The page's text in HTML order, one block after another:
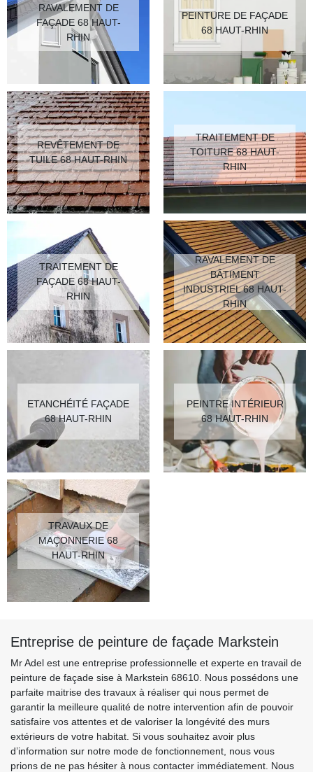
RAVALEMENT DE
FAÇADE 68 HAUT-
RHIN
PEINTURE DE FAÇADE
68 HAUT-RHIN
REVÊTEMENT DE
TUILE 68 HAUT-RHIN
TRAITEMENT DE
TOITURE 68 HAUT-
RHIN
TRAITEMENT DE
FAÇADE 68 HAUT-
RHIN
RAVALEMENT DE
BÂTIMENT
INDUSTRIEL 68 HAUT-
RHIN
ETANCHÉITÉ FAÇADE
68 HAUT-RHIN
PEINTRE INTÉRIEUR
68 HAUT-RHIN
TRAVAUX DE
MAÇONNERIE 68
HAUT-RHIN
Entreprise de peinture de façade Markstein
Mr Adel est une entreprise professionnelle et experte en travail de
peinture de façade sise à Markstein 68610. Nous possédons une
parfaite maitrise des travaux à réaliser qui nous permet de
garantir la meilleure qualité de notre intervention afin de pouvoir
satisfaire vos attentes et de valoriser la longévité des murs
extérieurs de votre habitat. Si vous souhaitez avoir plus
d’information sur notre mode de fonctionnement, nous vous
prions de ne pas hésiter à nous contacter immédiatement. Nous